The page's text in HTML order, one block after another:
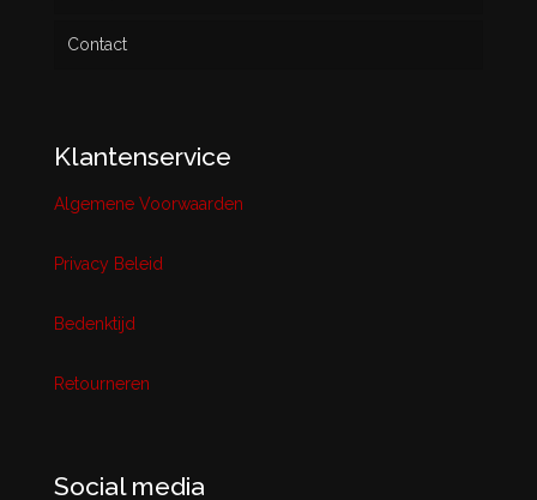
Contact
Klantenservice
Algemene Voorwaarden
Privacy Beleid
Bedenktijd
Retourneren
Social media